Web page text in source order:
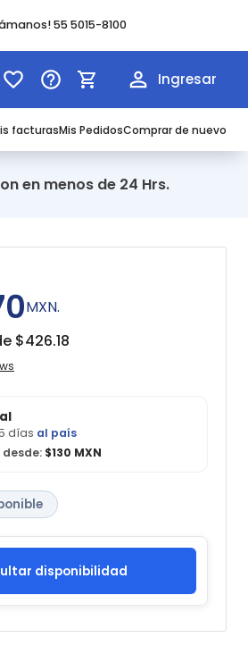
55 5015-8100
Ingresar
facturasMis PedidosComprar de nuevo
en menos de 24 Hrs.
MXN.
$426.18
días al país
desde:$130 MXN
disponibilidad